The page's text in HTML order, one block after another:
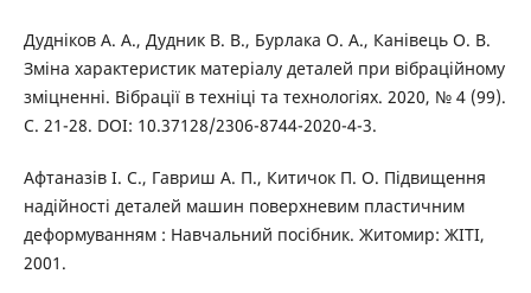
Дудніков А. А., Дудник В. В., Бурлака О. А., Канівець О. В.
Зміна характеристик матеріалу деталей при вібраційному
зміцненні. Вібрації в техніці та технологіях. 2020, № 4 (99).
С. 21-28. DOI: 10.37128/2306-8744-2020-4-3.
Афтаназів І. С., Гавриш А. П., Китичок П. О. Підвищення
надійності деталей машин поверхневим пластичним
деформуванням : Навчальний посібник. Житомир: ЖІТІ,
2001.